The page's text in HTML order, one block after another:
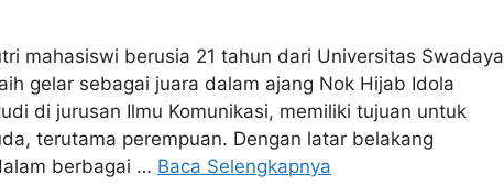
mahasiswi berusia 21 tahun dari Universitas Swadaya
gelar sebagai juara dalam ajang Nok Hijab Idola
di jurusan Ilmu Komunikasi, memiliki tujuan untuk
terutama perempuan. Dengan latar belakang
berbagai … Baca Selengkapnya